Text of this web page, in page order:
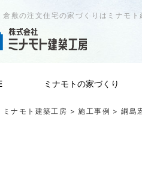
倉敷の注文住宅の家づくりはミナモト
ミナモトの家づくり
ミナモト建築工房 >施工事例 >綱島